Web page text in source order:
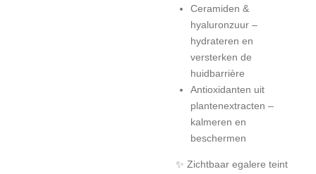
Ceramiden &
hyaluronzuur –
hydrateren en
versterken de
huidbarrière
Antioxidanten uit
plantenextracten –
kalmeren en
beschermen
✨ Zichtbaar egalere teint